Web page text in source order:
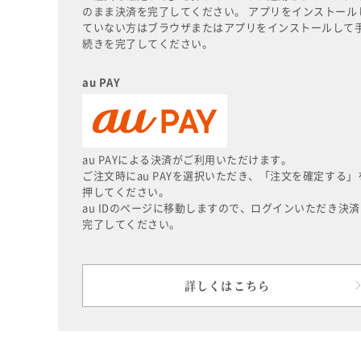
のまま決済を完了してください。 アプリをインストール
ていない方はブラウザまたはアプリをインストールして
続きを完了してください。
au PAY
au PAYによる決済がご利用いただけます。
ご注文時にau PAYを選択いただき、「注文を確定する」
押してください。
au IDのページに移動しますので、ログインいただき決済
完了してください。
詳しくはこちら